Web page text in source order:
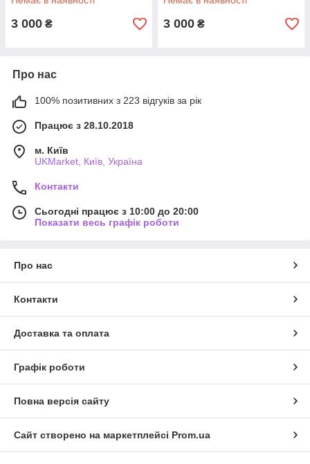
3 000 ₴ 3 000 ₴
Про нас
100% позитивних з 223 відгуків за рік
Працює з 28.10.2018
м. Київ
UKMarket, Київ, Україна
Контакти
Сьогодні працює з 10:00 до 20:00
Показати весь графік роботи
Про нас
Контакти
Доставка та оплата
Графік роботи
Повна версія сайту
Сайт створено на маркетплейсі Prom.ua